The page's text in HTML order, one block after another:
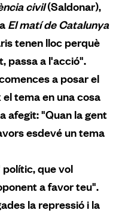
civil(Saldonar),
El matí de Catalunya
tenen lloc perquè
passa a l'acció".
a posar el
tema en una cosa
afegit: "Quan la gent
esdevé un tema
que vol
a favor teu".
la repressió i la